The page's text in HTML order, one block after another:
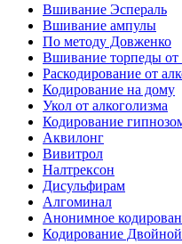
Вшивание Эспераль
Вшивание ампулы
По методу Довженко
Вшивание торпеды от
Раскодирование от
Кодирование на дому
Укол от алкоголизма
Кодирование
Аквилонг
Вивитрол
Налтрексон
Дисульфирам
Алгоминал
Анонимное
Кодирование